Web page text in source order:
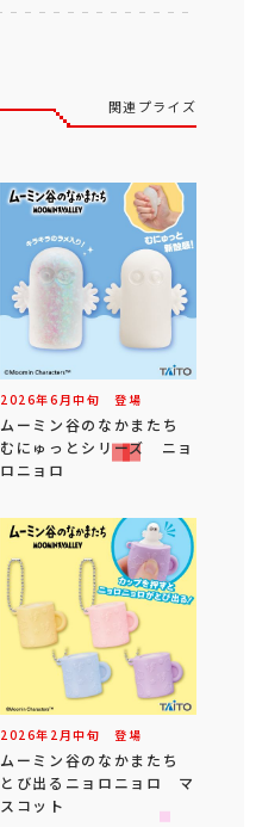
関連プライズ
2026年6 月中旬 登場
ムーミン谷のなかまたち
むにゅっとシリーズ ニョ
ロニョロ
2026年 2 月中旬 登場
ムーミン谷のなかまたち
とび出るニョロニョロ マ
スコット